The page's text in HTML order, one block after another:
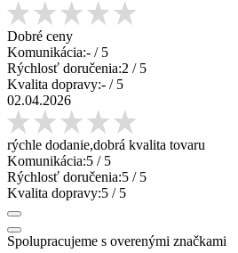
Dobré ceny
Komunikácia:- / 5
Rýchlosť doručenia:2 / 5
Kvalita dopravy:- / 5
02.04.2026
rýchle dodanie,dobrá kvalita tovaru
Komunikácia:5 / 5
Rýchlosť doručenia:5 / 5
Kvalita dopravy:5 / 5
Spolupracujeme s overenými značkami